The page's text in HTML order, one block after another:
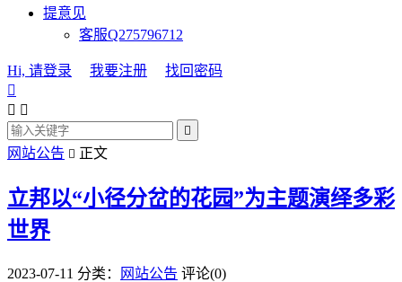
提意见
客服Q275796712
Hi, 请登录 我要注册
找回密码

 

网站公告  正文
立邦以“小径分岔的花园”为主题演绎多彩
世界
2023-07-11 分类： 网站公告 评论(0)